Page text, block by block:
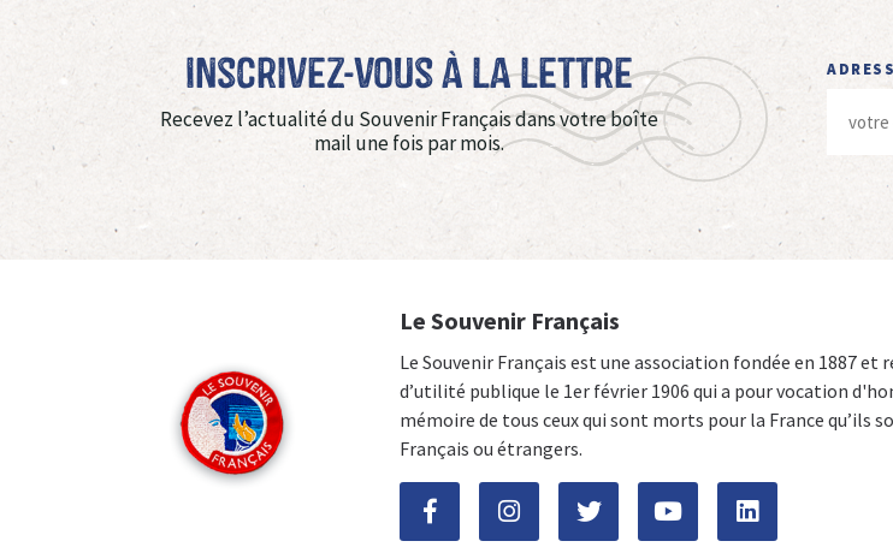
Inscrivez-vous à La Lettre
Recevez l’actualité du Souvenir Français dans votre boîte
mail une fois par mois.
Le Souvenir Français
Le Souvenir Français est une association fondée en 1887 et
d’utilité publique le 1er février 1906 qui a pour vocation
mémoire de tous ceux qui sont morts pour la France qu’ils
Français ou étrangers.